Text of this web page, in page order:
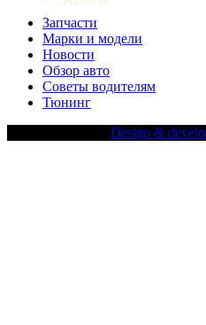
Запчасти
Марки и модели
Новости
Обзор авто
Советы водителям
Тюнинг
Design &